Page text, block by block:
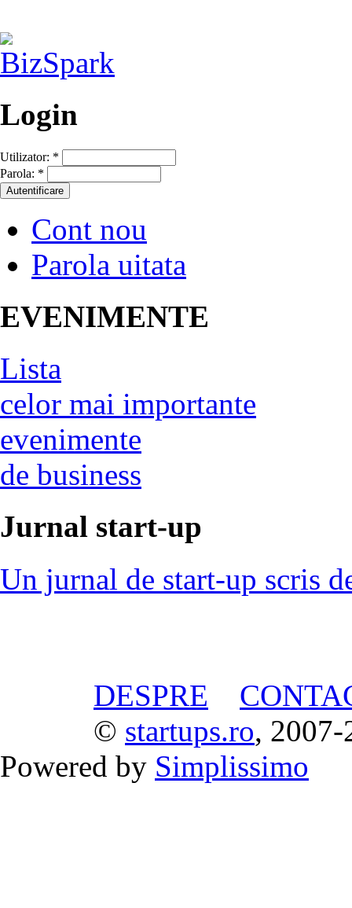
Login
Utilizator: *
Parola: *
Cont nou
Parola uitata
EVENIMENTE
Lista
celor mai importante
evenimente
de business
Jurnal start-up
Un jurnal de start-up scris
DESPRE
© startups.ro, 2007-
Powered by Simplissimo